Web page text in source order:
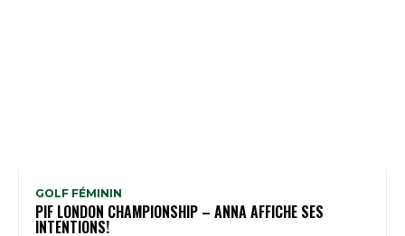
GOLF FÉMININ
PIF LONDON CHAMPIONSHIP – ANNA AFFICHE SES
INTENTIONS!